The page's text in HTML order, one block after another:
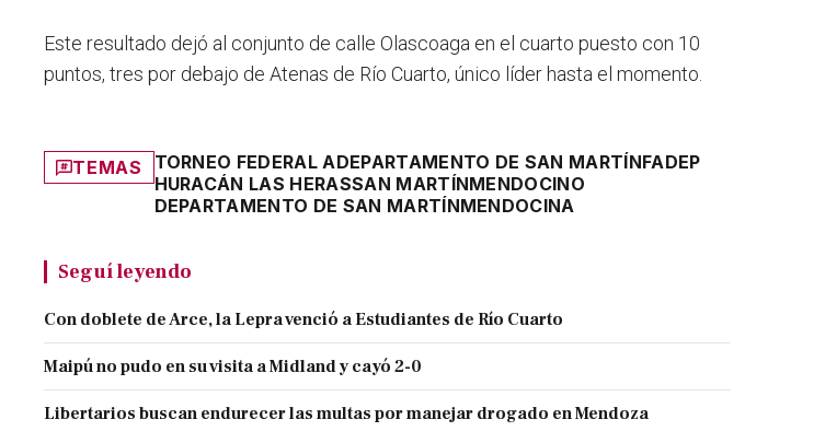
Este resultado dejó al conjunto de calle Olascoaga en el cuarto puesto con 10
puntos, tres por debajo de Atenas de Río Cuarto, único líder hasta el momento.
TEMAS TORNEO FEDERAL ADEPARTAMENTO DE SAN MARTÍNFADEP
HURACÁN LAS HERASSAN MARTÍNMENDOCINO
DEPARTAMENTO DE SAN MARTÍNMENDOCINA
Seguí leyendo
Con doblete de Arce, la Lepra venció a Estudiantes de Río Cuarto
Maipú no pudo en su visita a Midland y cayó 2-0
Libertarios buscan endurecer las multas por manejar drogado en Mendoza